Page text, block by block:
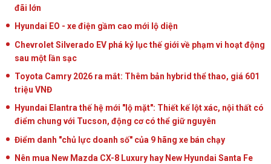
đãi lớn
Hyundai EO - xe điện gầm cao mới lộ diện
Chevrolet Silverado EV phá kỷ lục thế giới về phạm vi hoạt động
sau một lần sạc
Toyota Camry 2026 ra mắt: Thêm bản hybrid thể thao, giá 601
triệu VNĐ
Hyundai Elantra thế hệ mới "lộ mặt": Thiết kế lột xác, nội thất có
điểm chung với Tucson, động cơ có thể giữ nguyên
Điểm danh "chủ lực doanh số" của 9 hãng xe bán chạy
Nên mua New Mazda CX-8 Luxury hay New Hyundai Santa Fe